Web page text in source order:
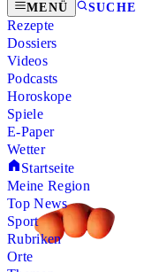
MENÜ SUCHE
Rezepte
Dossiers
Videos
Podcasts
Horoskope
Spiele
E-Paper
Wetter
Startseite
Meine Region
Top News
Sport
Rubriken
Orte